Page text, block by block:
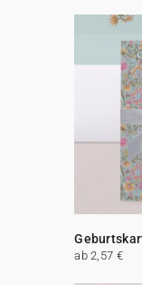
ab 2,57 €